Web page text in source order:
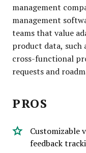
management
management
teams that value
product data, such
cross-functional
requests and
PROS
Customizable
feedback